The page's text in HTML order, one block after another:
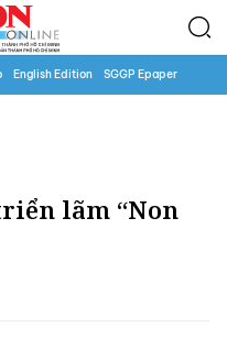
English Edition SGGP Epaper
lãm “Non